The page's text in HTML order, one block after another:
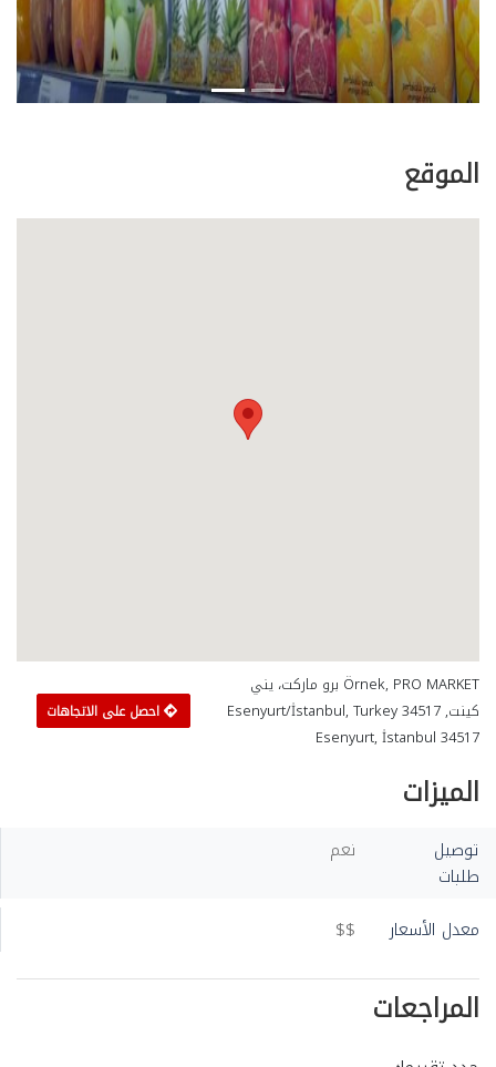
الموقع
Örnek, PRO MARKET برو ماركت، يني
كينت, 34517 Esenyurt/İstanbul, Turkey
Esenyurt, İstanbul 34517
احصل على الاتجاهات
الميزات
توصيل
طلبات
نعم
معدل الأسعار $$
المراجعات